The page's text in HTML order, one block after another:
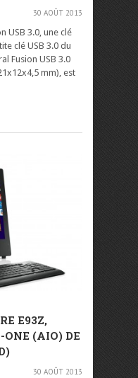
30 AOÛT 2013
USB 3.0, une clé
clé USB 3.0 du
Fusion USB 3.0
mm), est
E93Z,
(AIO) DE
30 AOÛT 2013